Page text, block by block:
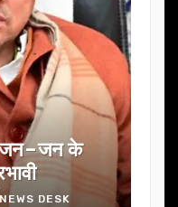
जन–जन के
NEWS DESK